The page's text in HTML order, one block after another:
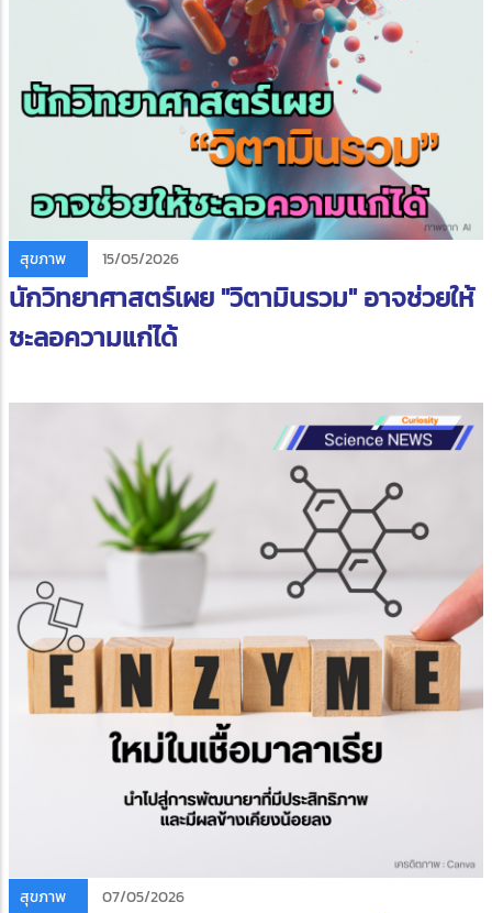
สุขภาพ 15/05/2026
นักวิทยาศาสตร์เผย "วิตามินรวม" อาจช่วยให้
ชะลอความแก่ได้
สุขภาพ 07/05/2026